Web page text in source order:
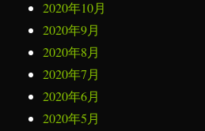
2020年10月
2020年9月
2020年8月
2020年7月
2020年6月
2020年5月